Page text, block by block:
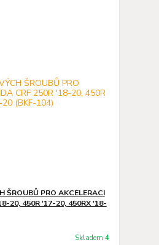
ŠROUBŮ PRO AKCELERACI
20, 450R '17-20, 450RX '18-
Skladem 4